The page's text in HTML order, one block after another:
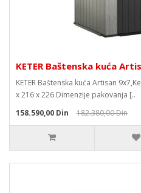
KETER Baštenska kuća
KETER Baštenska kuća Artisan
x 216 x 226 Dimenzije pakovanja [..
158.590,00 Din
182.380,00 Din